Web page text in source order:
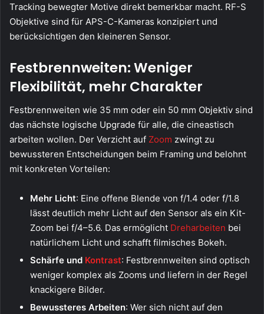
Tracking bewegter Motive direkt bemerkbar macht. RF-S
Objektive sind für APS-C-Kameras konzipiert und
berücksichtigen den kleineren Sensor.
Festbrennweiten: Weniger
Flexibilität, mehr Charakter
Festbrennweiten wie 35 mm oder ein 50 mm Objektiv sind
das nächste logische Upgrade für alle, die cineastisch
arbeiten wollen. Der Verzicht auf Zoom zwingt zu
bewussteren Entscheidungen beim Framing und belohnt
mit konkreten Vorteilen:
Mehr Licht: Eine offene Blende von f/1.4 oder f/1.8
lässt deutlich mehr Licht auf den Sensor als ein Kit-
Zoom bei f/4–5.6. Das ermöglicht Dreharbeiten bei
natürlichem Licht und schafft filmisches Bokeh.
Schärfe und Kontrast: Festbrennweiten sind optisch
weniger komplex als Zooms und liefern in der Regel
knackigere Bilder.
Bewussteres Arbeiten: Wer sich nicht auf den